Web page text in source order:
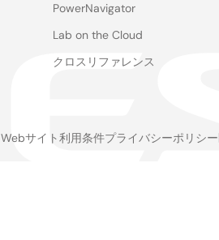
PowerNavigator
Lab on the Cloud
クロスリファレンス
Webサイト利用条件プライバシーポリシー